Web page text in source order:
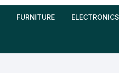
FURNITURE ELECTRONICS